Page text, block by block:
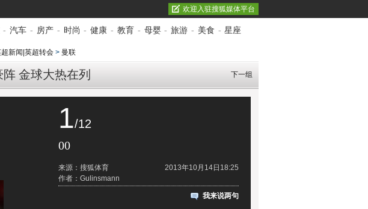
欢迎入驻搜狐媒体平台
- 汽车 - 房产 - 时尚 - 健康 - 教育 - 母婴 - 旅游 - 美食 - 星座
新闻|英超转会 > 曼联
金球大热在列 下一组
1/12
00
2013年10月14日18:25
来源：搜狐体育
作者：Gulinsmann
我来说两句